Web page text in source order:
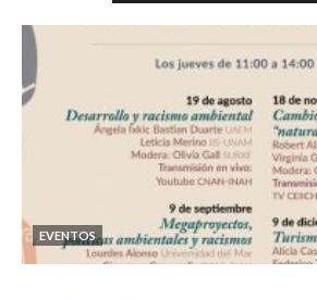
EVENTOS